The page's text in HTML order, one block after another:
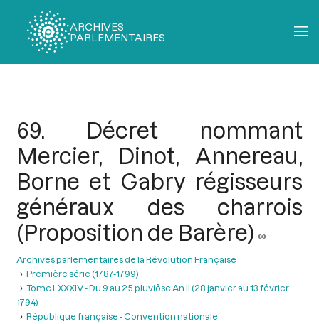
ARCHIVES
PARLEMENTAIRES
69. Décret nommant
Mercier, Dinot, Annereau,
Borne et Gabry régisseurs
généraux des charrois
(Proposition de Barère)
Archives parlementaires de la Révolution Française
Première série (1787-1799)
Tome LXXXIV - Du 9 au 25 pluviôse An II (28 janvier au 13 février
1794)
République française - Convention nationale